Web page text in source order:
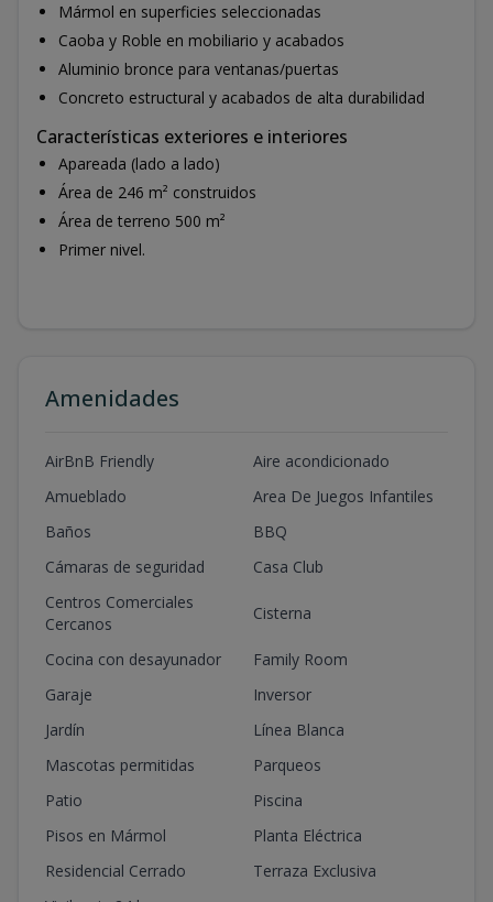
Mármol en superficies seleccionadas
Caoba y Roble en mobiliario y acabados
Aluminio bronce para ventanas/puertas
Concreto estructural y acabados de alta durabilidad
Características exteriores e interiores
Apareada (lado a lado)
Área de 246 m² construidos
Área de terreno 500 m²
Primer nivel.
Amenidades
AirBnB Friendly
Aire acondicionado
Amueblado
Area De Juegos Infantiles
Baños
BBQ
Cámaras de seguridad
Casa Club
Centros Comerciales
Cercanos
Cisterna
Cocina con desayunador
Family Room
Garaje
Inversor
Jardín
Línea Blanca
Mascotas permitidas
Parqueos
Patio
Piscina
Pisos en Mármol
Planta Eléctrica
Residencial Cerrado
Terraza Exclusiva